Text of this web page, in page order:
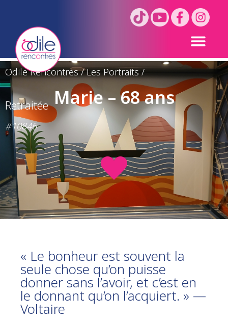
Odile Rencontres/Les Portraits/
Marie – 68 ans
Retraitée
#10846
« Le bonheur est souvent la
seule chose qu’on puisse
donner sans l’avoir, et c’est en
le donnant qu’on l’acquiert. » —
Voltaire